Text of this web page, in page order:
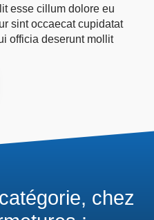
esse cillum dolore eu
sint occaecat cupidatat
officia deserunt mollit
chez